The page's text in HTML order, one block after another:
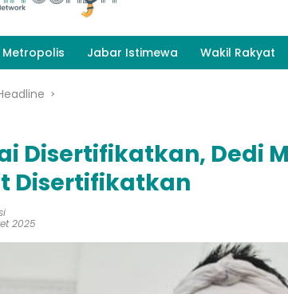
Metropolis Jabar Istimewa Wakil Rakyat
Disertifikatkan, Dedi
Disertifikatkan
2025